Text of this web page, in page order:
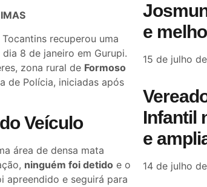
recuperou uma
8 de janeiro em Gurupi.
zona rural de Formoso
de Polícia, iniciadas após
Veículo
área de densa mata
ninguém foi detido e o
e seguirá para
e
15 de julho
Infantil
e
14 de julho